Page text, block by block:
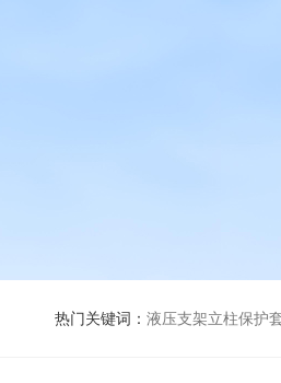
热门关键词： 液压支架立柱保护